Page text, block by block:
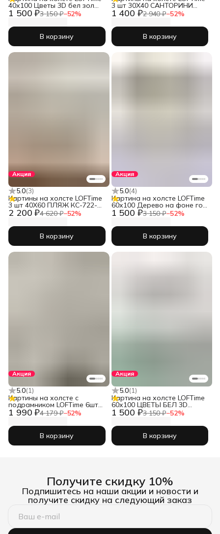
1 500 ₽3 150 ₽−52%
40х100 Цветы 3D бел зол
КБ-1882-40100
В корзину
1 400 ₽2 940 ₽−52%
3 шт 30Х40 САНТОРИНИ
К-723-3040
В корзину
Акция
5.0(3)
2 200 ₽4 620 ₽−52%
Картины на холсте LOFTime
3 шт 40Х60 ПЛЯЖ КС-722-
4060
В корзину
Акция
5.0(4)
1 500 ₽3 150 ₽−52%
Картина на холсте LOFTime
60х100 Дерево на фоне гор
4 КБ-1268-60100
В корзину
Акция
5.0(1)
1 990 ₽4 179 ₽−52%
Картины на холсте с
подрамником LOFTime 6шт
БЕРЕГ В КОРИЧНЕВЫХ
ТОНАХ К-286-3040
В корзину
Акция
5.0(1)
1 500 ₽3 150 ₽−52%
Картина на холсте LOFTime
60х100 ЦВЕТЫ БЕЛ 3D
КБ-671-60100
В корзину
Получите скидку 10%
Подпишитесь на наши акции и новости и
получите скидку на следующий заказ